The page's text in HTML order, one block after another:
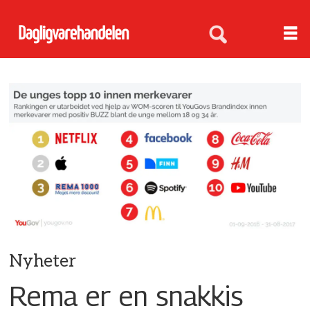
Nyheter
Rema er en snakkis